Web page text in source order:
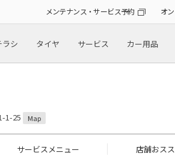
メンテナンス・サービス予約 オ
シ タイヤ サービス カー用品
1-25 Map
サービスメニュー 店舗おス